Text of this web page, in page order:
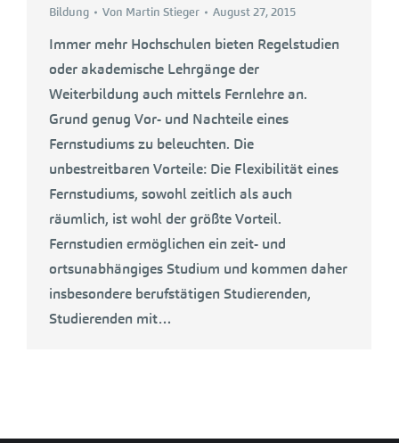
Bildung Von Martin Stieger August 27, 2015
Immer mehr Hochschulen bieten Regelstudien
oder akademische Lehrgänge der
Weiterbildung auch mittels Fernlehre an.
Grund genug Vor- und Nachteile eines
Fernstudiums zu beleuchten. Die
unbestreitbaren Vorteile: Die Flexibilität eines
Fernstudiums, sowohl zeitlich als auch
räumlich, ist wohl der größte Vorteil.
Fernstudien ermöglichen ein zeit- und
ortsunabhängiges Studium und kommen daher
insbesondere berufstätigen Studierenden,
Studierenden mit…